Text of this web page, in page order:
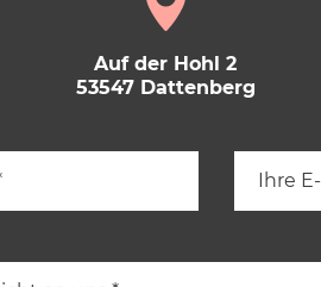
Auf der Hohl 2
53547 Dattenberg